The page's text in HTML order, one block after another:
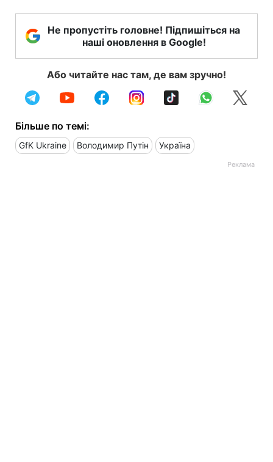
Не пропустіть головне! Підпишіться на
наші оновлення в Google!
Або читайте нас там, де вам зручно!
Більше по темі:
GfK Ukraine Володимир Путін Україна